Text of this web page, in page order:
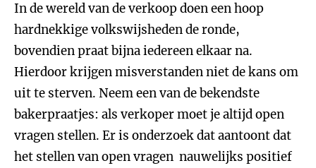
In de wereld van de verkoop doen een hoop
hardnekkige volkswijsheden de ronde,
bovendien praat bijna iedereen elkaar na.
Hierdoor krijgen misverstanden niet de kans om
uit te sterven. Neem een van de bekendste
bakerpraatjes: als verkoper moet je altijd open
vragen stellen. Er is onderzoek dat aantoont dat
het stellen van open vragen nauwelijks positief